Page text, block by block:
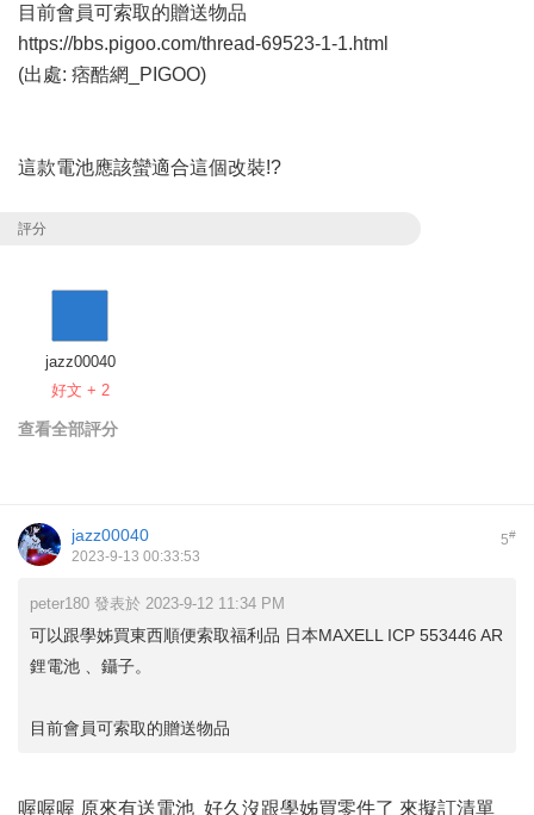
目前會員可索取的贈送物品
https://bbs.pigoo.com/thread-69523-1-1.html
(出處: 痞酷網_PIGOO)
這款電池應該蠻適合這個改裝!?
評分
jazz00040
好文 + 2
查看全部評分
5#
jazz00040
2023-9-13 00:33:53
peter180 發表於 2023-9-12 11:34 PM
可以跟學姊買東西順便索取福利品 日本MAXELL ICP 553446 AR
鋰電池 、鑷子。
目前會員可索取的贈送物品
喔喔喔 原來有送電池 好久沒跟學姊買零件了 來擬訂清單